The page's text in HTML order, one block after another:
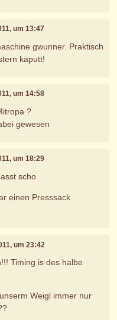
um 13:47
gwunner. Praktisch
kaputt!
um 14:58
?
gewesen
um 18:29
scho
einen Presssack
um 23:42
Timing is des halbe
Weigl immer nur